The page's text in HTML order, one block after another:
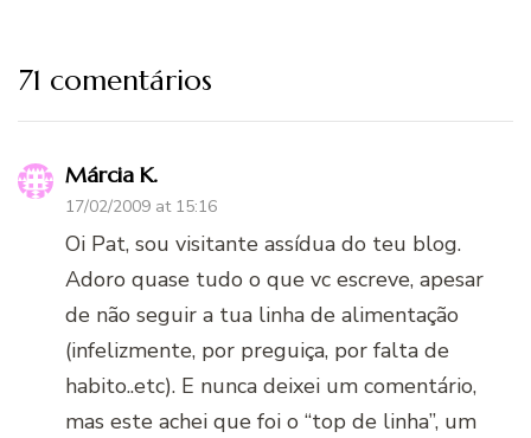
71 comentários
Márcia K.
17/02/2009 at 15:16
Oi Pat, sou visitante assídua do teu blog.
Adoro quase tudo o que vc escreve, apesar
de não seguir a tua linha de alimentação
(infelizmente, por preguiça, por falta de
habito..etc). E nunca deixei um comentário,
mas este achei que foi o “top de linha”, um